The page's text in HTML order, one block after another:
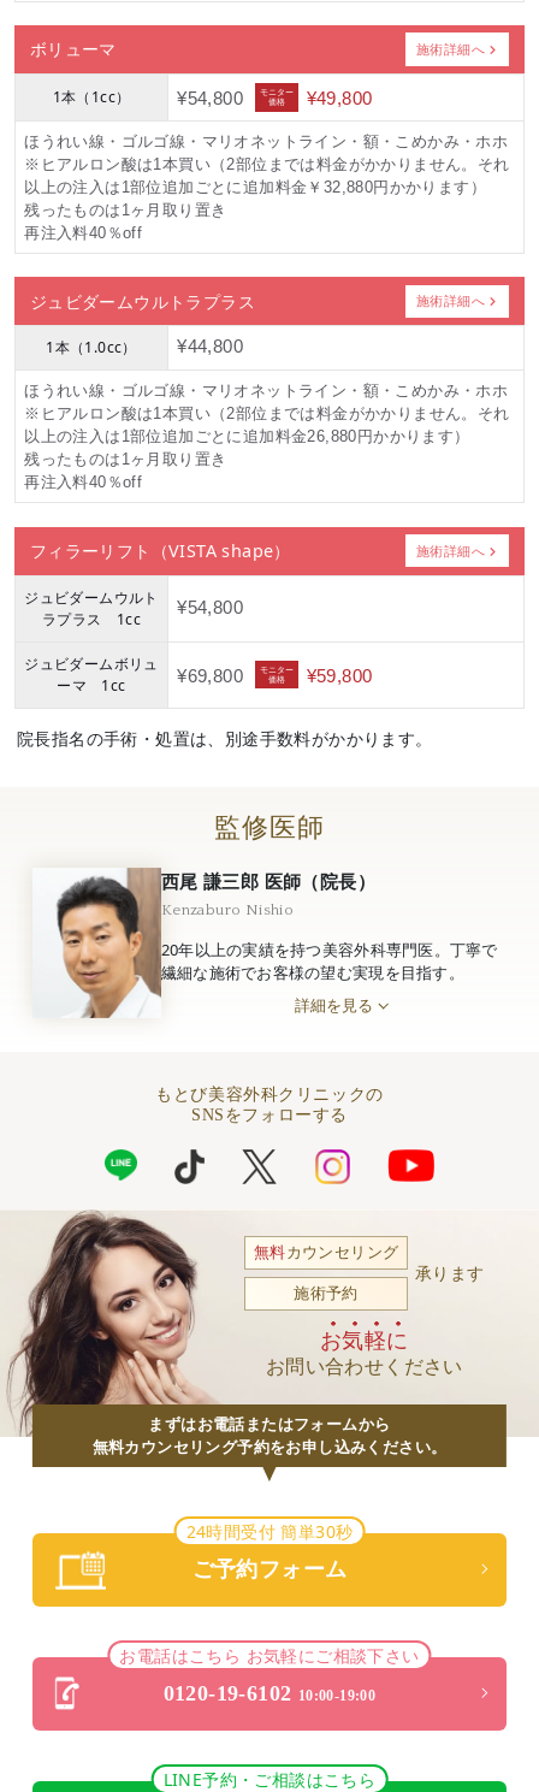
ボリューマ 施術詳細へ
1本（1cc） ¥54,800
モニター
価格
¥49,800
ほうれい線・ゴルゴ線・マリオネットライン・額・こめかみ・ホホ
※ヒアルロン酸は1本買い（2部位までは料金がかかりません。それ
以上の注入は1部位追加ごとに追加料金￥32,880円かかります）
残ったものは1ヶ月取り置き
再注入料40％off
ジュビダームウルトラプラス 施術詳細へ
1本（1.0cc） ¥44,800
ほうれい線・ゴルゴ線・マリオネットライン・額・こめかみ・ホホ
※ヒアルロン酸は1本買い（2部位までは料金がかかりません。それ
以上の注入は1部位追加ごとに追加料金26,880円かかります）
残ったものは1ヶ月取り置き
再注入料40％off
フィラーリフト（VISTA shape） 施術詳細へ
ジュビダームウルト
ラプラス 1cc
¥54,800
ジュビダームボリュ
ーマ 1cc
¥69,800
モニター
価格
¥59,800
院長指名の手術・処置は、別途手数料がかかります。
監修医師
西尾 謙三郎 医師（院長）
Kenzaburo Nishio
20年以上の実績を持つ美容外科専門医。丁寧で
繊細な施術でお客様の望む実現を目指す。
詳細を見る
もとび美容外科クリニックの
SNSをフォローする
無料カウンセリング
施術予約
承ります
お気軽に
お問い合わせください
まずはお電話またはフォームから
無料カウンセリング予約をお申し込みください。
24時間受付 簡単30秒
ご予約フォーム
お電話はこちら お気軽にご相談下さい
0120-19-6102 10:00-19:00
LINE予約・ご相談はこちら